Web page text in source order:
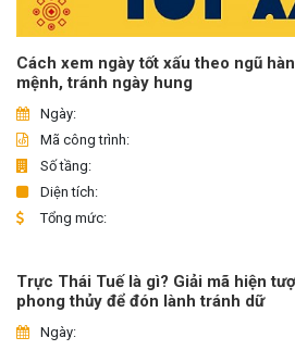
Cách xem ngày tốt xấu theo ngũ
mệnh, tránh ngày hung
Ngày:
Mã công trình:
Số tầng:
Diện tích:
Tổng mức:
Trực Thái Tuế là gì? Giải mã hiện
phong thủy để đón lành tránh dữ
Ngày: